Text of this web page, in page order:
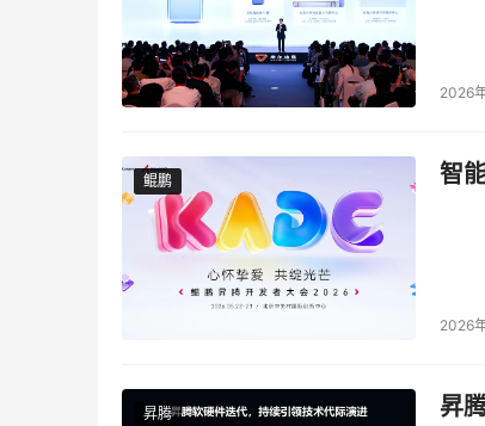
“一对一”精准触达，最终使家庭医生从繁
生的专业价值。
● AI全科助手：聚焦诊室内能力强基，破
分析、门诊病历自动生成、报告解读等功
2026
鲲鹏
鲲鹏 智
2026
昇腾
昇